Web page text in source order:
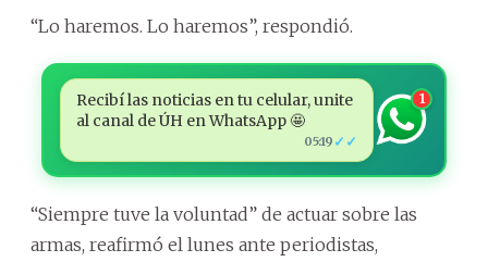
“Lo haremos. Lo haremos”, respondió.
Recibí las noticias en tu celular, unite
al canal de ÚH en WhatsApp 🤩
05:19 ✓✓
1
“Siempre tuve la voluntad” de actuar sobre las
armas, reafirmó el lunes ante periodistas,